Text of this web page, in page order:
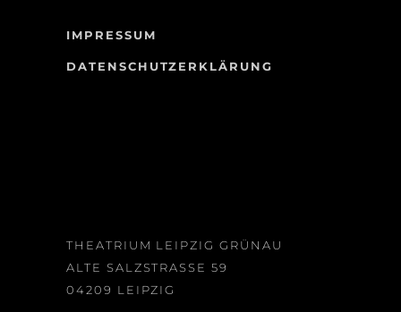
IMPRESSUM
DATENSCHUTZERKLÄRUNG
THEATRIUM LEIPZIG GRÜNAU
ALTE SALZSTRASSE 59
04209 LEIPZIG